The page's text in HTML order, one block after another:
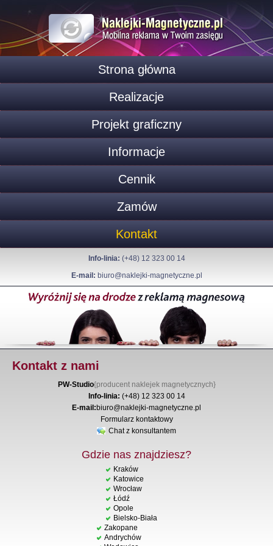
Strona główna
Realizacje
Projekt graficzny
Informacje
Cennik
Zamów
Kontakt
Info-linia: (+48) 12 323 00 14
E-mail: biuro@naklejki-magnetyczne.pl
Kontakt z nami
PW-Studio{producent naklejek magnetycznych}
Info-linia: (+48) 12 323 00 14
E-mail:biuro@naklejki-magnetyczne.pl
Formularz kontaktowy
Chat z konsultantem
Gdzie nas znajdziesz?
Kraków
Katowice
Wrocław
Łódź
Opole
Bielsko-Biała
Zakopane
Andrychów